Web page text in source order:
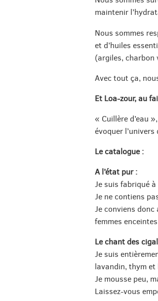
maintenir
Nous sommes
et d’huiles
(argiles, charbon
Avec tout ça,
Et Loa-zour, au
« Cuillère d’eau
évoquer
Le catalogue :
A l’état pur :
Je suis fabriqué à
Je ne contiens
Je conviens
femmes
Le chant des
Je suis
lavandin, thym et
Je mousse peu,
Laissez-vous